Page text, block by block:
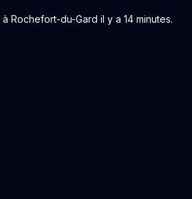
Rochefort-du-Gard il y a 14 minutes.